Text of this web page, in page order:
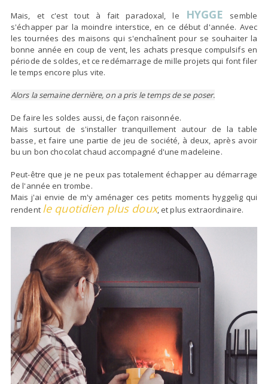
Mais, et c'est tout à fait paradoxal, le HYGGE semble
s'échapper par la moindre interstice, en ce début d'année. Avec
les tournées des maisons qui s'enchaînent pour se souhaiter la
bonne année en coup de vent, les achats presque compulsifs en
période de soldes, et ce redémarrage de mille projets qui font filer
le temps encore plus vite.
Alors la semaine dernière, on a pris le temps de se poser.
De faire les soldes aussi, de façon raisonnée.
Mais surtout de s'installer tranquillement autour de la table
basse, et faire une partie de jeu de société, à deux, après avoir
bu un bon chocolat chaud accompagné d'une madeleine.
Peut-être que je ne peux pas totalement échapper au démarrage
de l'année en trombe.
Mais j'ai envie de m'y aménager ces petits moments hyggelig qui
rendent le quotidien plus doux, et plus extraordinaire.